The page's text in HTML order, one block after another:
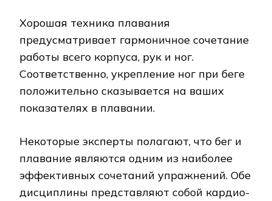
Хорошая техника плавания
предусматривает гармоничное сочетание
работы всего корпуса, рук и ног.
Соответственно, укрепление ног при беге
положительно сказывается на ваших
показателях в плавании.
Некоторые эксперты полагают, что бег и
плавание являются одним из наиболее
эффективных сочетаний упражнений. Обе
дисциплины представляют собой кардио-